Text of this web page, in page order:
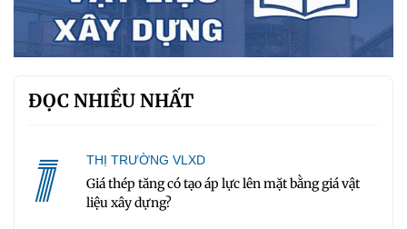
ĐỌC NHIỀU NHẤT
1 THỊ TRƯỜNG VLXD
Giá thép tăng có tạo áp lực lên mặt bằng giá vật
liệu xây dựng?